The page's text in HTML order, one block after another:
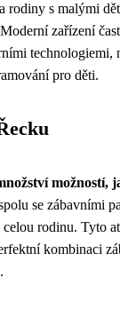
rodiny s malými
zařízení
technologiemi,
pro děti.
možností,
se zábavními
rodinu. Tyto
kombinaci